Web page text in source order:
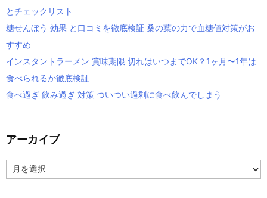
とチェックリスト
糖せんぼう 効果 と口コミを徹底検証 桑の葉の力で血糖値対策がお
すすめ
インスタントラーメン 賞味期限 切れはいつまでOK？1ヶ月〜1年は
食べられるか徹底検証
食べ過ぎ 飲み過ぎ 対策 ついつい過剰に食べ飲んでしまう
アーカイブ
ー